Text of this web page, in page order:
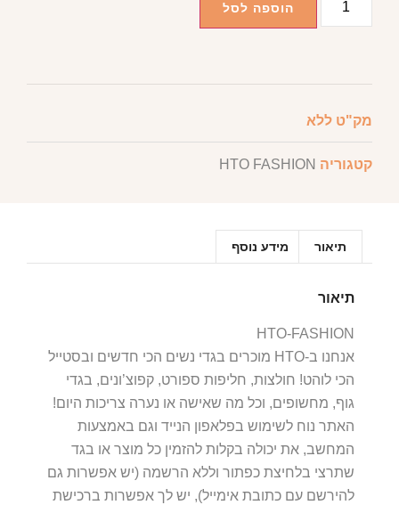
הוספה לסל
מק"ט ללא
קטגוריה HTO FASHION
תיאור מידע נוסף
תיאור
HTO-FASHION
אנחנו ב-HTO מוכרים בגדי נשים הכי חדשים ובסטייל
הכי לוהט! חולצות, חליפות ספורט, קפוצ’ונים, בגדי
גוף, מחשופים, וכל מה שאישה או נערה צריכות היום!
האתר נוח לשימוש בפלאפון הנייד וגם באמצעות
המחשב, את יכולה בקלות להזמין כל מוצר או בגד
שתרצי בלחיצת כפתור וללא הרשמה (יש אפשרות גם
להירשם עם כתובת אימייל), יש לך אפשרות ברכישת